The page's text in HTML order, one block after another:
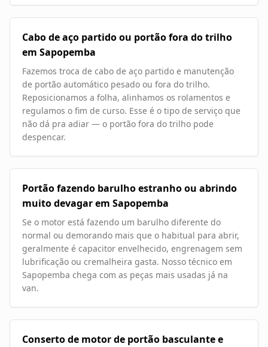
Cabo de aço partido ou portão fora do trilho
em Sapopemba
Fazemos troca de cabo de aço partido e manutenção
de portão automático pesado ou fora do trilho.
Reposicionamos a folha, alinhamos os rolamentos e
regulamos o fim de curso. Esse é o tipo de serviço que
não dá pra adiar — o portão fora do trilho pode
despencar.
Portão fazendo barulho estranho ou abrindo
muito devagar em Sapopemba
Se o motor está fazendo um barulho diferente do
normal ou demorando mais que o habitual para abrir,
geralmente é capacitor envelhecido, engrenagem sem
lubrificação ou cremalheira gasta. Nosso técnico em
Sapopemba chega com as peças mais usadas já na
van.
Conserto de motor de portão basculante e